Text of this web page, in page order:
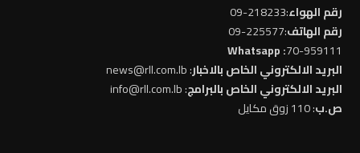
رقم الهواء:218233-09
رقم الهاتف:225577-09
70-959111
: Whatsapp
البريد الالكتروني الخاص بالاخبار: news@rll.com.lb
البريد الالكتروني الخاص بالبرامج: info@rll.com.lb
ص.ب: 110 زوق مكايل